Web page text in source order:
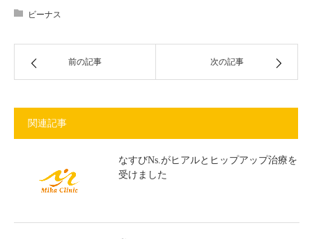
ビーナス
前の記事 次の記事
関連記事
なすびNs.がヒアルとヒップアップ治療を
受けました